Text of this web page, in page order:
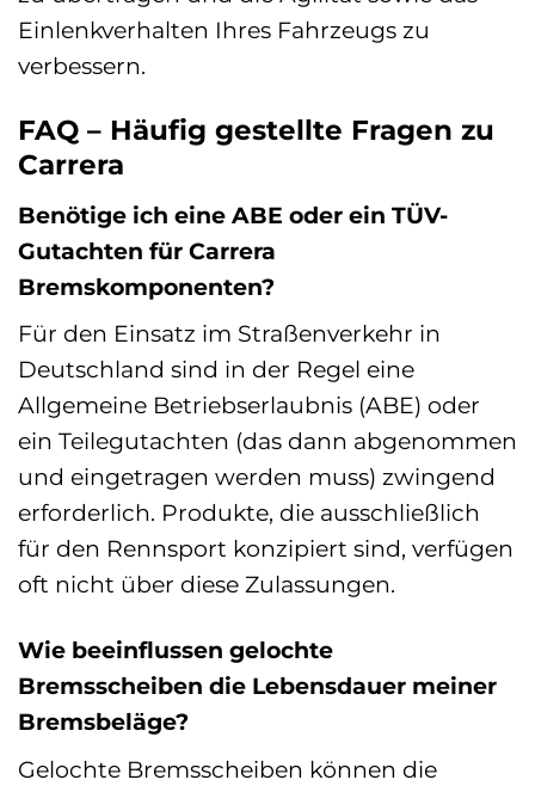
Einlenkverhalten Ihres Fahrzeugs zu
verbessern.
FAQ – Häufig gestellte Fragen zu
Carrera
Benötige ich eine ABE oder ein TÜV-
Gutachten für Carrera
Bremskomponenten?
Für den Einsatz im Straßenverkehr in
Deutschland sind in der Regel eine
Allgemeine Betriebserlaubnis (ABE) oder
ein Teilegutachten (das dann abgenommen
und eingetragen werden muss) zwingend
erforderlich. Produkte, die ausschließlich
für den Rennsport konzipiert sind, verfügen
oft nicht über diese Zulassungen.
Wie beeinflussen gelochte
Bremsscheiben die Lebensdauer meiner
Bremsbeläge?
Gelochte Bremsscheiben können die